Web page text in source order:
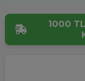
1000